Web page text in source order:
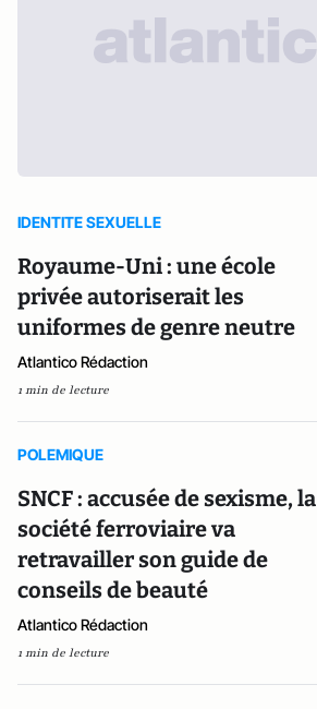
IDENTITE SEXUELLE
Royaume-Uni : une école
privée autoriserait les
uniformes de genre neutre
Atlantico Rédaction
1 min de lecture
POLEMIQUE
SNCF : accusée de sexisme, la
société ferroviaire va
retravailler son guide de
conseils de beauté
Atlantico Rédaction
1 min de lecture